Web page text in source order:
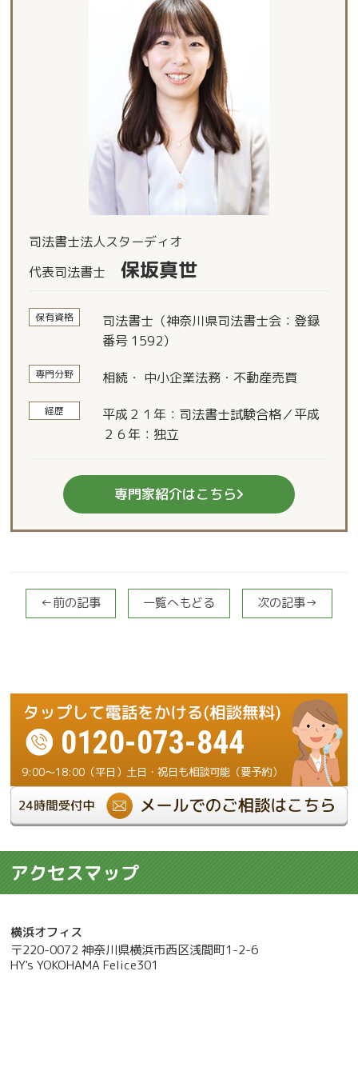
司法書士法人スターディオ
代表司法書士
保坂真世
保有資格
司法書士（神奈川県司法書士会：登録
番号 1592）
専門分野 相続・ 中小企業法務・不動産売買
経歴
平成２１年：司法書士試験合格／平成
２６年：独立
専門家紹介はこちら
←前の記事 一覧へもどる 次の記事→
0120-073-844
9:00～18:00（平日）土日・祝日も相談可能（要予約）
アクセスマップ
横浜オフィス
〒220-0072 神奈川県横浜市西区浅間町1-2-6
HY's YOKOHAMA Felice301